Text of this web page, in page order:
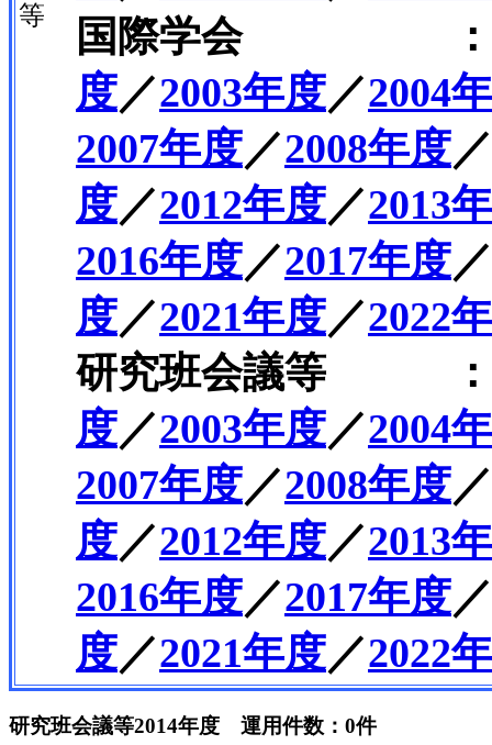
等
国際学会 ：
度／2003年度／2004
2007年度／2008年度／
度／2012年度／2013
2016年度／2017年度／
度／2021年度／2022
研究班会議等 ：
度／2003年度／2004
2007年度／2008年度／
度／2012年度／2013
2016年度／2017年度／
度／2021年度／2022
研究班会議等2014年度 運用件数：0件